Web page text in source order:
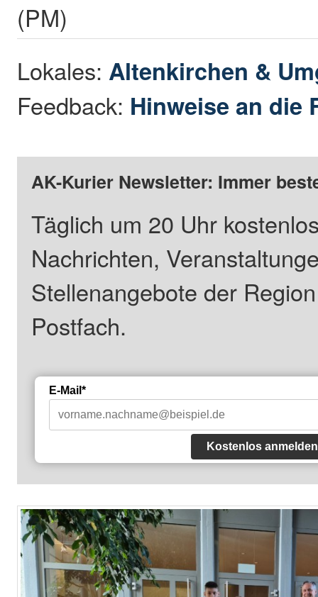
(PM)
Lokales: Altenkirchen &
Feedback: Hinweise an die
AK-Kurier Newsletter: Immer
Täglich um 20 Uhr
Nachrichten,
Stellenangebote der
Postfach.
E-Mail*
Kostenlos anmelden